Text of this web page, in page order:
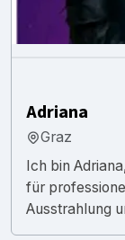
Adriana
Graz
Ich bin
für
Ausstrahlung